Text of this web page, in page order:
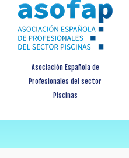
Asociación Española de
Profesionales del sector
Piscinas